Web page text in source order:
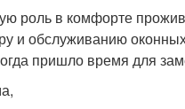
роль в комфорте
и обслуживанию
пришло время для